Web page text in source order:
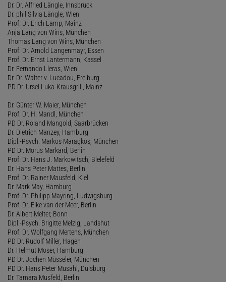
Dr. Dr. Alfried Längle, Innsbruck
Dr. phil Silvia Längle, Wien
Prof. Dr. Erich Lamp, Mainz
Anja Lang von Wins, München
Thomas Lang von Wins, München
Prof. Dr. Arnold Langenmayr, Essen
Prof. Dr. Ernst Lantermann, Kassel
Dr. Fernando Lleras, Wien
Dr. Dr. Walter v. Lucadou, Freiburg
PD Dr. Ursel Luka-Krausgrill, Mainz
Dr. Günter W. Maier, München
Prof. Dr. H. Mandl, München
PD Dr. Roland Mangold, Saarbrücken
Dr. Dietrich Manzey, Hamburg
Dipl.-Psych. Markos Maragkos, München
PD Dr. Morus Markard, Berlin
Prof. Dr. Hans J. Markowitsch, Bielefeld
Dr. Hans Peter Mattes, Berlin
Prof. Dr. Rainer Mausfeld, Kiel
Dr. Mark May, Hamburg
Prof. Dr. Philipp Mayring, Ludwigsburg
Prof. Dr. Elke van der Meer, Berlin
Dr. Albert Melter, Bonn
Dipl.-Psych. Brigitte Melzig, Landshut
Prof. Dr. Wolfgang Mertens, München
PD Dr. Rudolf Miller, Hagen
Dr. Helmut Moser, Hamburg
PD Dr. Jochen Müsseler, München
PD Dr. Hans Peter Musahl, Duisburg
Dr. Tamara Musfeld, Berlin